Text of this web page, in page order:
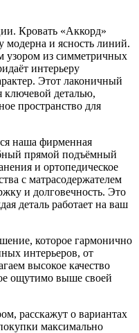
Кровать «Аккорд»
модерна и ясность линий.
узором из симметричных
интерьеру
Этот лаконичный
ключевой деталью,
пространство для
наша фирменная
прямой подъёмный
и ортопедическое
с матрасодержателем
и долговечность. Это
деталь работает на ваш
которое гармонично
интерьеров, от
высокое качество
ощутимо выше своей
расскажут о вариантах
максимально